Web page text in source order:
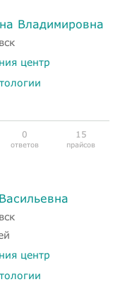
Владимировна
центр
0
ответов
15
прайсов
центр